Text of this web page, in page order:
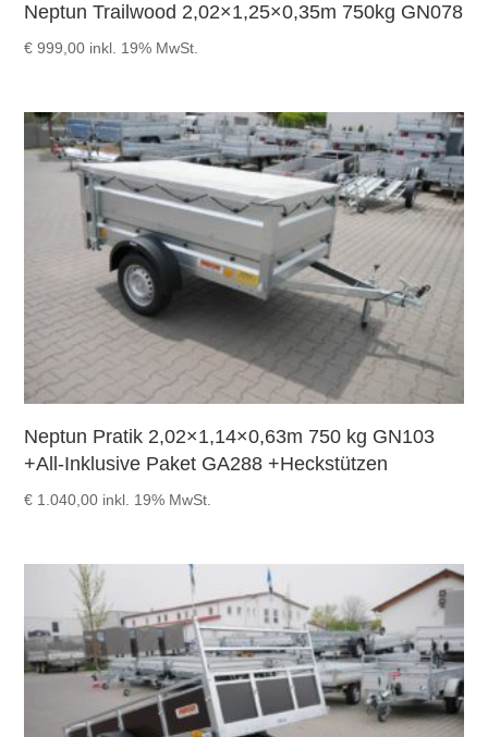
Neptun Trailwood 2,02×1,25×0,35m 750kg GN078
€ 999,00 inkl. 19% MwSt.
Neptun Pratik 2,02×1,14×0,63m 750 kg GN103
+All-Inklusive Paket GA288 +Heckstützen
€ 1.040,00 inkl. 19% MwSt.